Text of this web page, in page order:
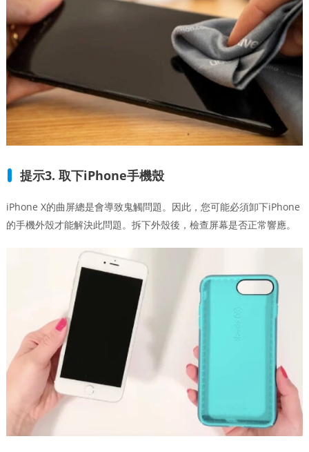
提示3. 取下iPhone手機殼
iPhone X的曲屏總是會導致鬼觸問題。因此，您可能必須卸下iPhone
的手機外殼才能解決此問題。拆下外殼後，檢查屏幕是否正常響應。